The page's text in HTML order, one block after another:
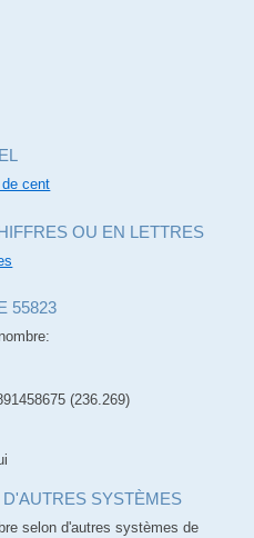
cent
OU EN LETTRES
55823
(236.269)
SYSTÈMES
selon d'autres systèmes de